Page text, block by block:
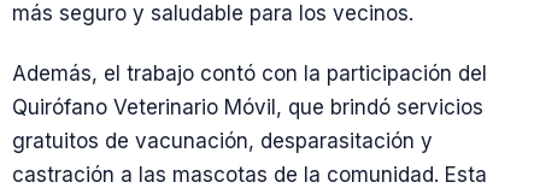
más seguro y saludable para los vecinos.
Además, el trabajo contó con la participación del
Quirófano Veterinario Móvil, que brindó servicios
gratuitos de vacunación, desparasitación y
castración a las mascotas de la comunidad. Esta